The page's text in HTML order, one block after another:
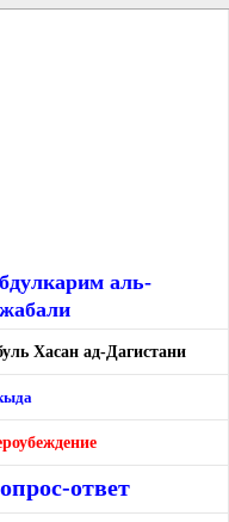
аль-
Хасан ад-Дагистани
ответ